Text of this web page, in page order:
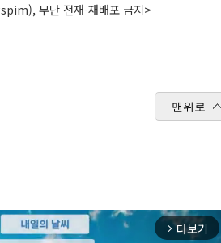
무단 전재-재배포 금지>
맨위로
arrow_forward_ios 더보기